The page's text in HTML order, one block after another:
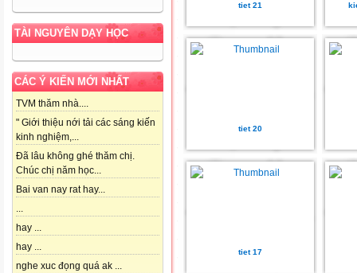
TÀI NGUYÊN DẠY HỌC
CÁC Ý KIẾN MỚI NHẤT
TVM thăm nhà....
" Giới thiệu nới tải các sáng kiến
kinh nghiệm,...
Đã lâu không ghé thăm chị.
Chúc chị năm học...
Bai van nay rat hay...
...
hay ...
hay ...
nghe xuc đọng quá ak ...
tiet 21
tiet 20
tiet 17